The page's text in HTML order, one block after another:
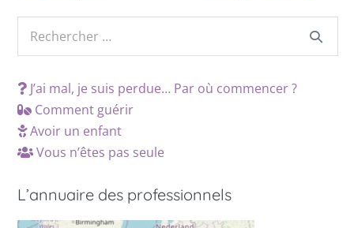
J’ai mal, je suis perdue… Par où commencer ?
Comment guérir
Avoir un enfant
Vous n’êtes pas seule
L’annuaire des professionnels